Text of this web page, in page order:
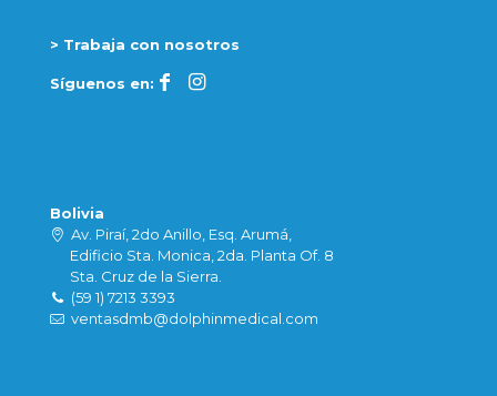
> Trabaja con nosotros
Síguenos en:
Bolivia
Av. Piraí, 2do Anillo, Esq. Arumá,
Edificio Sta. Monica, 2da. Planta Of. 8
Sta. Cruz de la Sierra.
(59 1) 7213 3393
ventasdmb@dolphinmedical.com